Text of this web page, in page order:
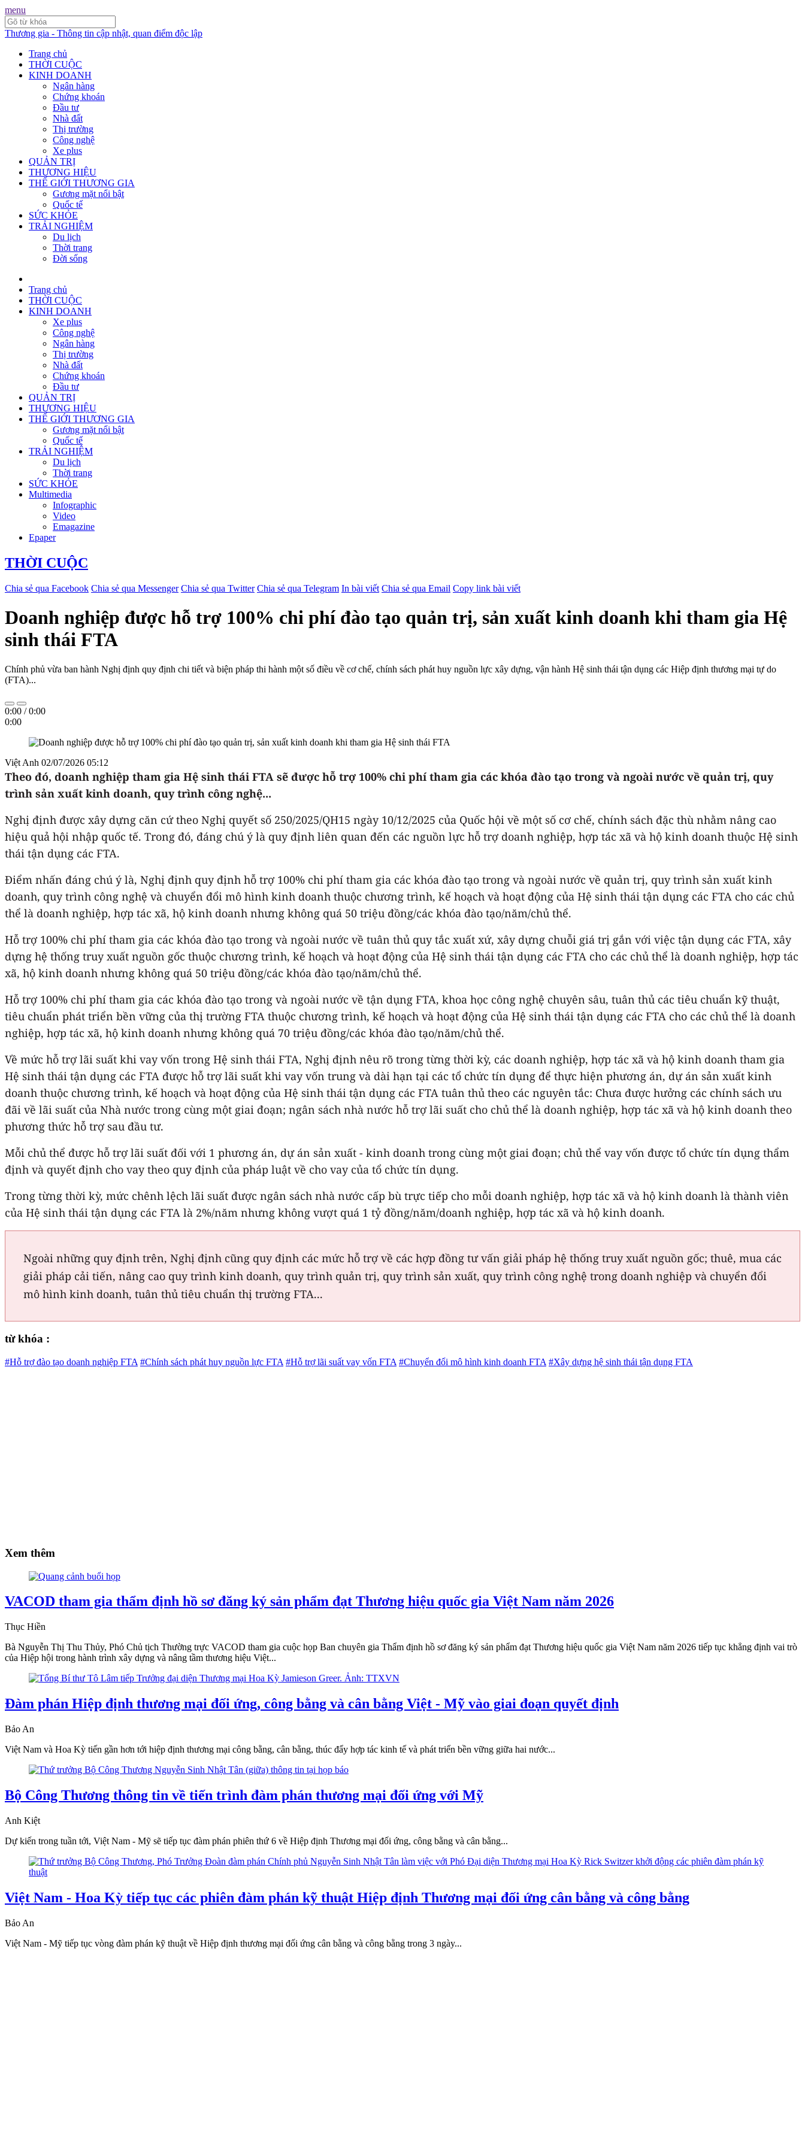
menu
Thương gia - Thông tin cập nhật, quan điểm độc lập
Trang chủ
THỜI CUỘC
KINH DOANH
Ngân hàng
Chứng khoán
Đầu tư
Nhà đất
Thị trường
Công nghệ
Xe plus
QUẢN TRỊ
THƯƠNG HIỆU
THẾ GIỚI THƯƠNG GIA
Gương mặt nổi bật
Quốc tế
SỨC KHỎE
TRẢI NGHIỆM
Du lịch
Thời trang
Đời sống
Trang chủ
THỜI CUỘC
KINH DOANH
Xe plus
Công nghệ
Ngân hàng
Thị trường
Nhà đất
Chứng khoán
Đầu tư
QUẢN TRỊ
THƯƠNG HIỆU
THẾ GIỚI THƯƠNG GIA
Gương mặt nổi bật
Quốc tế
TRẢI NGHIỆM
Du lịch
Thời trang
SỨC KHỎE
Multimedia
Infographic
Video
Emagazine
Epaper
THỜI CUỘC
Chia sẻ qua Facebook Chia sẻ qua Messenger Chia sẻ qua Twitter Chia sẻ qua Telegram In bài viết Chia sẻ qua Email Copy link bài viết
Doanh nghiệp được hỗ trợ 100% chi phí đào tạo quản trị, sản xuất kinh doanh khi tham gia Hệ
sinh thái FTA
Chính phủ vừa ban hành Nghị định quy định chi tiết và biện pháp thi hành một số điều về cơ chế, chính sách phát huy nguồn lực xây dựng, vận hành Hệ sinh thái tận dụng các Hiệp định thương mại tự do
(FTA)...
0:00 /0:00
0:00
Việt Anh 02/07/2026 05:12
Theo đó, doanh nghiệp tham gia Hệ sinh thái FTA sẽ được hỗ trợ 100% chi phí tham gia các khóa đào tạo trong và ngoài nước về quản trị, quy
trình sản xuất kinh doanh, quy trình công nghệ...
Nghị định được xây dựng căn cứ theo Nghị quyết số 250/2025/QH15 ngày 10/12/2025 của Quốc hội về một số cơ chế, chính sách đặc thù nhằm nâng cao
hiệu quả hội nhập quốc tế. Trong đó, đáng chú ý là quy định liên quan đến các nguồn lực hỗ trợ doanh nghiệp, hợp tác xã và hộ kinh doanh thuộc Hệ sinh
thái tận dụng các FTA.
Điểm nhấn đáng chú ý là, Nghị định quy định hỗ trợ 100% chi phí tham gia các khóa đào tạo trong và ngoài nước về quản trị, quy trình sản xuất kinh
doanh, quy trình công nghệ và chuyển đổi mô hình kinh doanh thuộc chương trình, kế hoạch và hoạt động của Hệ sinh thái tận dụng các FTA cho các chủ
thể là doanh nghiệp, hợp tác xã, hộ kinh doanh nhưng không quá 50 triệu đồng/các khóa đào tạo/năm/chủ thể.
Hỗ trợ 100% chi phí tham gia các khóa đào tạo trong và ngoài nước về tuân thủ quy tắc xuất xứ, xây dựng chuỗi giá trị gắn với việc tận dụng các FTA, xây
dựng hệ thống truy xuất nguồn gốc thuộc chương trình, kế hoạch và hoạt động của Hệ sinh thái tận dụng các FTA cho các chủ thể là doanh nghiệp, hợp tác
xã, hộ kinh doanh nhưng không quá 50 triệu đồng/các khóa đào tạo/năm/chủ thể.
Hỗ trợ 100% chi phí tham gia các khóa đào tạo trong và ngoài nước về tận dụng FTA, khoa học công nghệ chuyên sâu, tuân thủ các tiêu chuẩn kỹ thuật,
tiêu chuẩn phát triển bền vững của thị trường FTA thuộc chương trình, kế hoạch và hoạt động của Hệ sinh thái tận dụng các FTA cho các chủ thể là doanh
nghiệp, hợp tác xã, hộ kinh doanh nhưng không quá 70 triệu đồng/các khóa đào tạo/năm/chủ thể.
Về mức hỗ trợ lãi suất khi vay vốn trong Hệ sinh thái FTA, Nghị định nêu rõ trong từng thời kỳ, các doanh nghiệp, hợp tác xã và hộ kinh doanh tham gia
Hệ sinh thái tận dụng các FTA được hỗ trợ lãi suất khi vay vốn trung và dài hạn tại các tổ chức tín dụng để thực hiện phương án, dự án sản xuất kinh
doanh thuộc chương trình, kế hoạch và hoạt động của Hệ sinh thái tận dụng các FTA tuân thủ theo các nguyên tắc: Chưa được hưởng các chính sách ưu
đãi về lãi suất của Nhà nước trong cùng một giai đoạn; ngân sách nhà nước hỗ trợ lãi suất cho chủ thể là doanh nghiệp, hợp tác xã và hộ kinh doanh theo
phương thức hỗ trợ sau đầu tư.
Mỗi chủ thể được hỗ trợ lãi suất đối với 1 phương án, dự án sản xuất - kinh doanh trong cùng một giai đoạn; chủ thể vay vốn được tổ chức tín dụng thẩm
định và quyết định cho vay theo quy định của pháp luật về cho vay của tổ chức tín dụng.
Trong từng thời kỳ, mức chênh lệch lãi suất được ngân sách nhà nước cấp bù trực tiếp cho mỗi doanh nghiệp, hợp tác xã và hộ kinh doanh là thành viên
của Hệ sinh thái tận dụng các FTA là 2%/năm nhưng không vượt quá 1 tỷ đồng/năm/doanh nghiệp, hợp tác xã và hộ kinh doanh.
Ngoài những quy định trên, Nghị định cũng quy định các mức hỗ trợ về các hợp đồng tư vấn giải pháp hệ thống truy xuất nguồn gốc; thuê, mua các
giải pháp cải tiến, nâng cao quy trình kinh doanh, quy trình quản trị, quy trình sản xuất, quy trình công nghệ trong doanh nghiệp và chuyển đổi
mô hình kinh doanh, tuân thủ tiêu chuẩn thị trường FTA...
từ khóa :
#Hỗ trợ đào tạo doanh nghiệp FTA #Chính sách phát huy nguồn lực FTA #Hỗ trợ lãi suất vay vốn FTA #Chuyển đổi mô hình kinh doanh FTA #Xây dựng hệ sinh thái tận dụng FTA
Xem thêm
VACOD tham gia thẩm định hồ sơ đăng ký sản phẩm đạt Thương hiệu quốc gia Việt Nam năm 2026
Thục Hiền
Bà Nguyễn Thị Thu Thủy, Phó Chủ tịch Thường trực VACOD tham gia cuộc họp Ban chuyên gia Thẩm định hồ sơ đăng ký sản phẩm đạt Thương hiệu quốc gia Việt Nam năm 2026 tiếp tục khẳng định vai trò
của Hiệp hội trong hành trình xây dựng và nâng tầm thương hiệu Việt...
Đàm phán Hiệp định thương mại đối ứng, công bằng và cân bằng Việt - Mỹ vào giai đoạn quyết định
Bảo An
Việt Nam và Hoa Kỳ tiến gần hơn tới hiệp định thương mại công bằng, cân bằng, thúc đẩy hợp tác kinh tế và phát triển bền vững giữa hai nước...
Bộ Công Thương thông tin về tiến trình đàm phán thương mại đối ứng với Mỹ
Anh Kiệt
Dự kiến trong tuần tới, Việt Nam - Mỹ sẽ tiếp tục đàm phán phiên thứ 6 về Hiệp định Thương mại đối ứng, công bằng và cân bằng...
Việt Nam - Hoa Kỳ tiếp tục các phiên đàm phán kỹ thuật Hiệp định Thương mại đối ứng cân bằng và công bằng
Bảo An
Việt Nam - Mỹ tiếp tục vòng đàm phán kỹ thuật về Hiệp định thương mại đối ứng cân bằng và công bằng trong 3 ngày...